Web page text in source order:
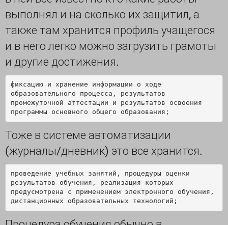
выполнял и на сколько их защитил, а
также там хранится профиль учащегося
и в него легко можно загрузить грамоты
и другие достижения.
фиксацию и хранение информации о ходе
образовательного процесса, результатов
промежуточной аттестации и результатов освоения
Тоже в системе автоматизации
(журналы/дневник) это все хранится.
проведение учебных занятий, процедуры оценки
результатов обучения, реализация которых
предусмотрена с применением электронного обучения,